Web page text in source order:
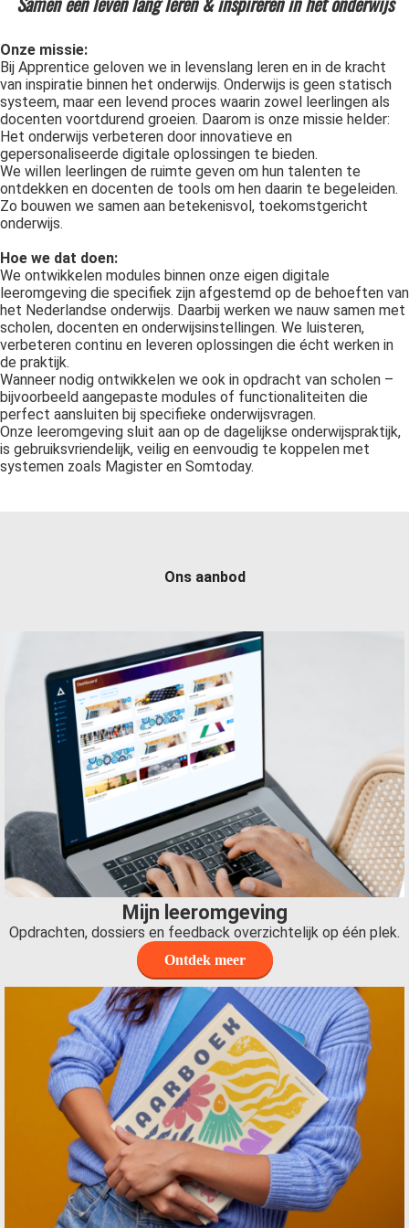
Onze missie:
Bij Apprentice geloven we in levenslang leren en in de kracht
van inspiratie binnen het onderwijs. Onderwijs is geen statisch
systeem, maar een levend proces waarin zowel leerlingen als
docenten voortdurend groeien. Daarom is onze missie helder:
Het onderwijs verbeteren door innovatieve en
gepersonaliseerde digitale oplossingen te bieden.
We willen leerlingen de ruimte geven om hun talenten te
ontdekken en docenten de tools om hen daarin te begeleiden.
Zo bouwen we samen aan betekenisvol, toekomstgericht
onderwijs.
Hoe we dat doen:
We ontwikkelen modules binnen onze eigen digitale
leeromgeving die specifiek zijn afgestemd op de behoeften van
het Nederlandse onderwijs. Daarbij werken we nauw samen met
scholen, docenten en onderwijsinstellingen. We luisteren,
verbeteren continu en leveren oplossingen die écht werken in
de praktijk.
Wanneer nodig ontwikkelen we ook in opdracht van scholen –
bijvoorbeeld aangepaste modules of functionaliteiten die
perfect aansluiten bij specifieke onderwijsvragen.
Onze leeromgeving sluit aan op de dagelijkse onderwijspraktijk,
is gebruiksvriendelijk, veilig en eenvoudig te koppelen met
systemen zoals Magister en Somtoday.
Ons aanbod
Mijn leeromgeving
Opdrachten, dossiers en feedback overzichtelijk op één plek.
Ontdek meer
te
de
Hierdoor
website-